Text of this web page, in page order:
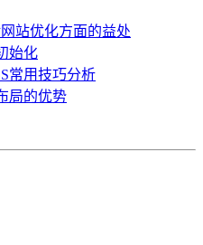
站优化方面的益处
始化
常用技巧分析
局的优势